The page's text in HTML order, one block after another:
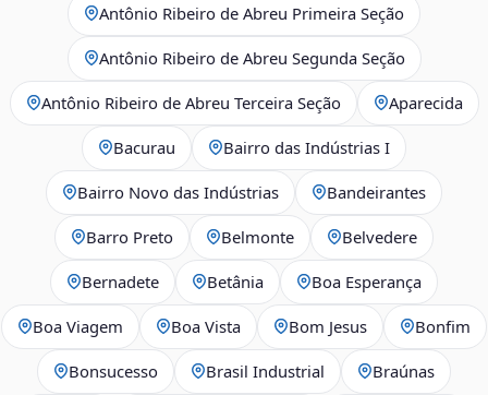
Antônio Ribeiro de Abreu Primeira Seção
Antônio Ribeiro de Abreu Segunda Seção
Antônio Ribeiro de Abreu Terceira Seção Aparecida
Bacurau Bairro das Indústrias I
Bairro Novo das Indústrias Bandeirantes
Barro Preto Belmonte Belvedere
Bernadete Betânia Boa Esperança
Boa Viagem Boa Vista Bom Jesus Bonfim
Bonsucesso Brasil Industrial Braúnas